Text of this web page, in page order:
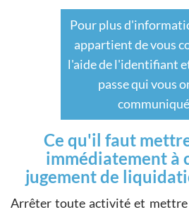
Pour plus
appartient de vous
l'aide de l'identifiant
passe qui vous
Ce qu'il faut
immédiatement à
jugement de
Arrêter toute activité et mettre